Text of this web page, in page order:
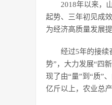
2018年以来，
起势、三年初见成
为经济高质量发展
经过5年的接续
势”，大力发展“四
现了由“量”到“质”
亿斤以上，农业总